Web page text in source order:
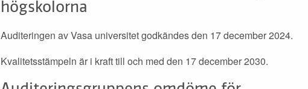
högskolorna
Auditeringen av Vasa universitet godkändes den 17 december 2024.
Kvalitetsstämpeln är i kraft till och med den 17 december 2030.